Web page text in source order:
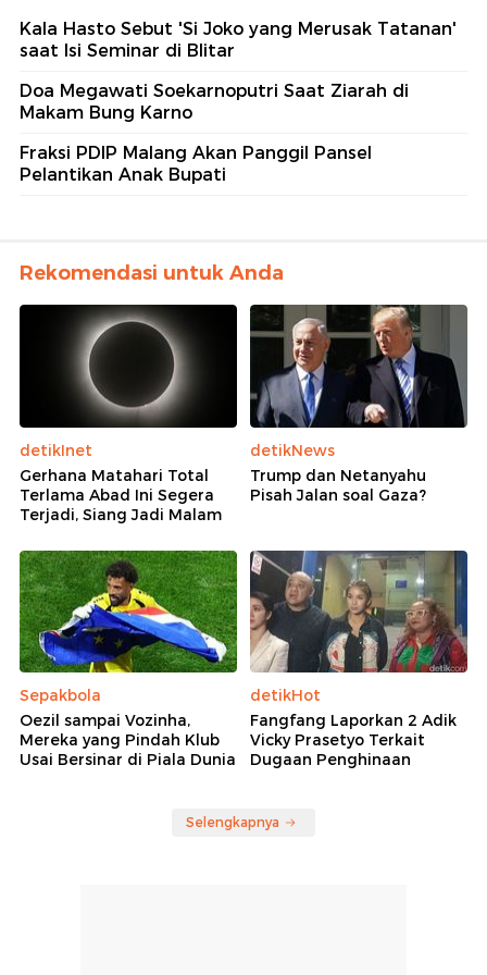
Kala Hasto Sebut 'Si Joko yang Merusak Tatanan'
saat Isi Seminar di Blitar
Doa Megawati Soekarnoputri Saat Ziarah di
Makam Bung Karno
Fraksi PDIP Malang Akan Panggil Pansel
Pelantikan Anak Bupati
Rekomendasi untuk Anda
detikInet
Gerhana Matahari Total
Terlama Abad Ini Segera
Terjadi, Siang Jadi Malam
detikNews
Trump dan Netanyahu
Pisah Jalan soal Gaza?
Sepakbola
Oezil sampai Vozinha,
Mereka yang Pindah Klub
Usai Bersinar di Piala Dunia
detikHot
Fangfang Laporkan 2 Adik
Vicky Prasetyo Terkait
Dugaan Penghinaan
Selengkapnya